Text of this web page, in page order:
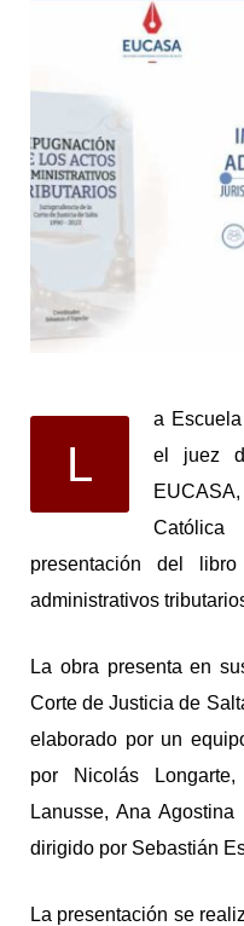
L
a
el juez
presentación del
administrativos
La obra presenta en
Corte de Justicia de
elaborado por un
por Nicolás
Lanusse, Ana
dirigido por Sebastián
La presentación se